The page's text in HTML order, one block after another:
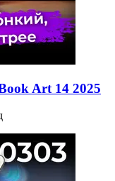
Art 14 2025